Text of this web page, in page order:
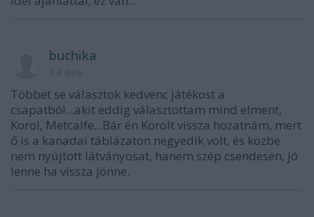
buchika
Többet se választok kedvenc játékost a
csapatból...akit eddig választottam mind elment,
Korol, Metcalfe...Bár én Korolt vissza hozatnám, mert
ő is a kanadai táblázaton negyedik volt, és közbe
nem nyújtott látványosat, hanem szép csendesen, jó
lenne ha vissza jönne.